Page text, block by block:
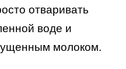
отваривать
воде и
молоком.